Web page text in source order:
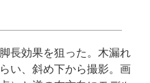
長効果を狙った。木漏れ
い、斜め下から撮影。画